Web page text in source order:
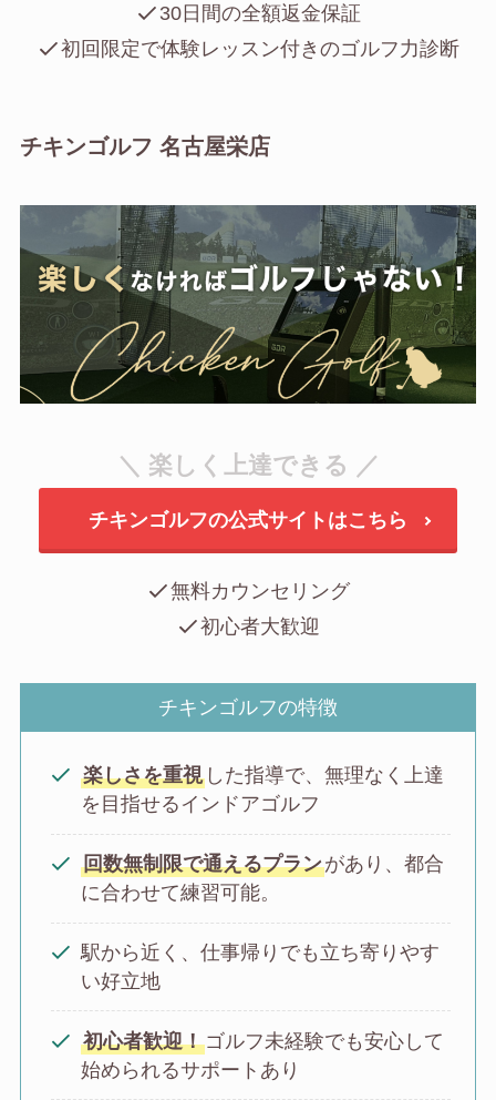
30日間の全額返金保証
初回限定で体験レッスン付きのゴルフ力診断
チキンゴルフ 名古屋栄店
＼ 楽しく上達できる ／
チキンゴルフの公式サイトはこちら
無料カウンセリング
初心者大歓迎
チキンゴルフの特徴
楽しさを重視した指導で、無理なく上達
を目指せるインドアゴルフ
回数無制限で通えるプランがあり、都合
に合わせて練習可能。
駅から近く、仕事帰りでも立ち寄りやす
い好立地
初心者歓迎！ゴルフ未経験でも安心して
始められるサポートあり